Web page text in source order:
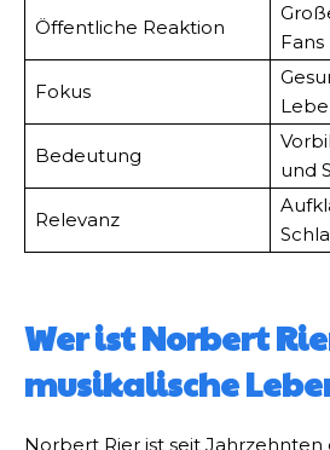
Öffentliche Reaktion
Fans
Fokus
Bedeutung
und
Relevanz
Wer ist Norbert
musikalische
Norbert Rier ist seit Jahrzehnten